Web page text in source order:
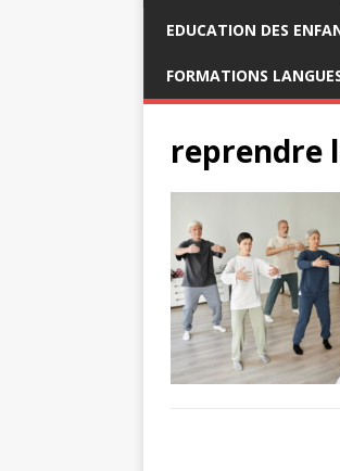
EDUCATION DES
FORMATIONS
reprendre